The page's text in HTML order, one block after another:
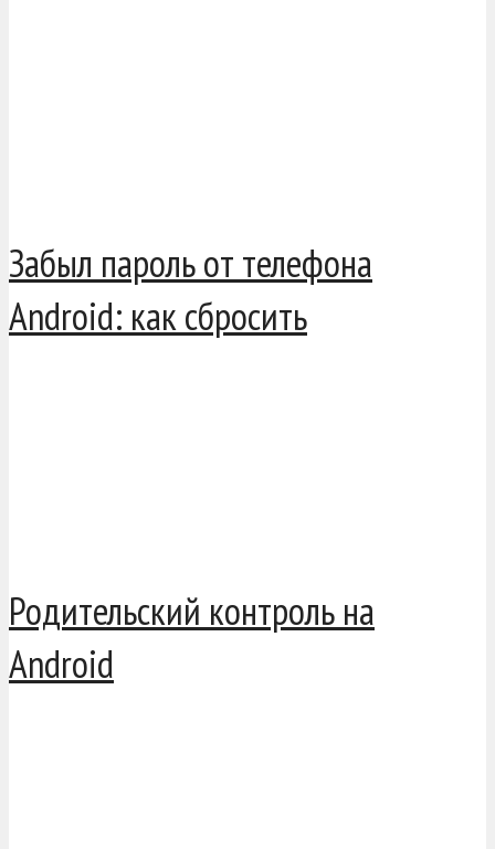
Забыл пароль от телефона
Android: как сбросить
Родительский контроль на
Android